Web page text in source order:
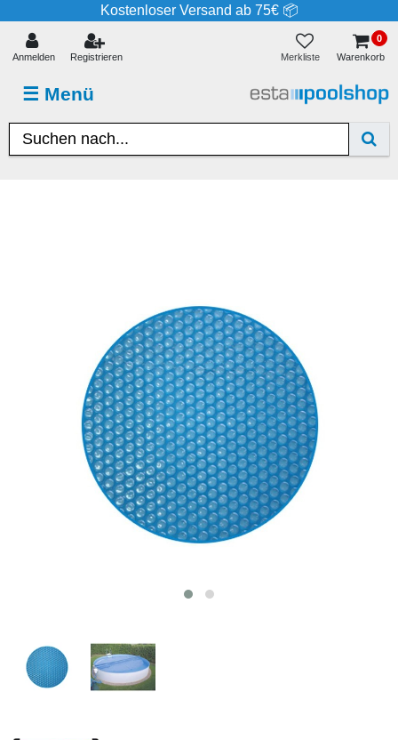
Kostenloser Versand ab 75€ 📦
☰ Menü
Anmelden Registrieren Merkliste
0
Warenkorb